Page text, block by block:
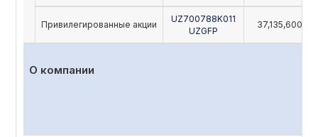
Привилегированные акции
UZ700788K011
UZGFP
37,135,600
О компании